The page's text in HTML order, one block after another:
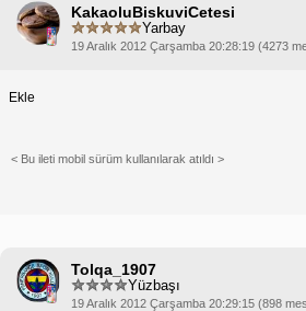
KakaoluBiskuviCetesi
Yarbay
19 Aralık 2012 Çarşamba 20:28:19 (4273
Ekle
< Bu ileti mobil sürüm kullanılarak atıldı >
Tolqa_1907
Yüzbaşı
19 Aralık 2012 Çarşamba 20:29:15 (898